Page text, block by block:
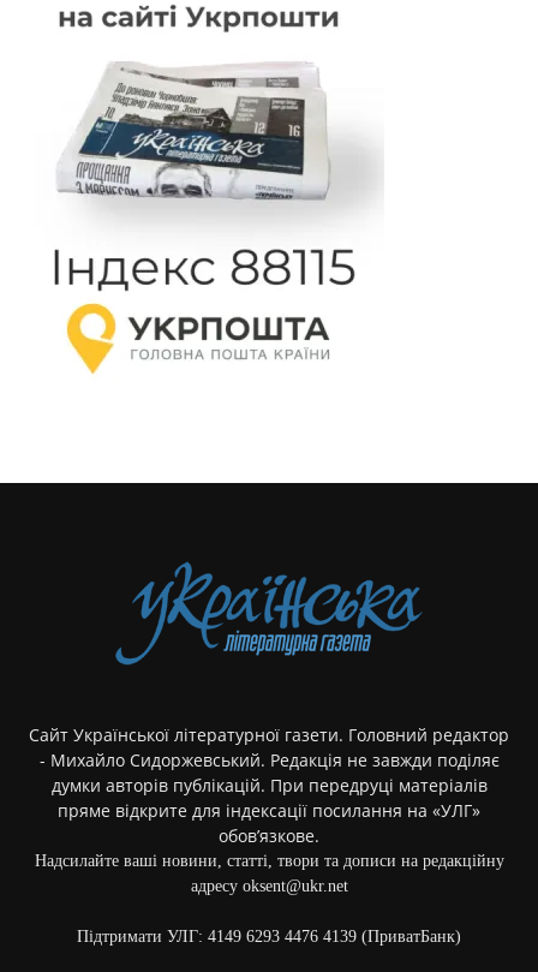
Сайт Української літературної газети. Головний редактор
- Михайло Сидоржевський. Редакція не завжди поділяє
думки авторів публікацій. При передруці матеріалів
пряме відкрите для індексації посилання на «УЛГ»
обов’язкове.
Надсилайте ваші новини, статті, твори та дописи на редакційну
адресу oksent@ukr.net
Підтримати УЛГ: 4149 6293 4476 4139 (ПриватБанк)